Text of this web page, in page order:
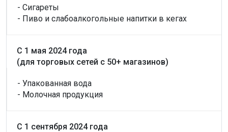
- Сигареты
- Пиво и слабоалкогольные напитки в кегах
С 1 мая 2024 года
(для торговых сетей с 50+ магазинов)
- Упакованная вода
- Молочная продукция
С 1 сентября 2024 года